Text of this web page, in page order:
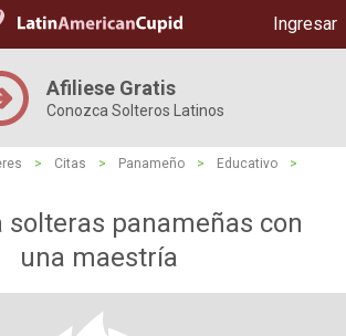
Ingresar
Afiliese Gratis
Conozca Solteros Latinos
> Citas > Panameño > Educativo
>
solteras panameñas con
una maestría